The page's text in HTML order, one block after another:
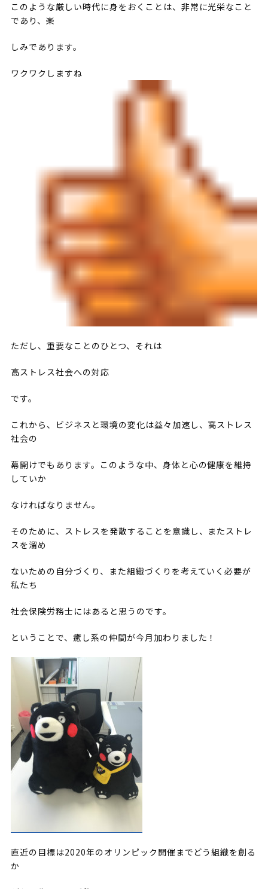
このような厳しい時代に身をおくことは、非常に光栄なこと
であり、楽
しみであります。
ワクワクしますね
ただし、重要なことのひとつ、それは
高ストレス社会への対応
です。
これから、ビジネスと環境の変化は益々加速し、高ストレス
社会の
幕開けでもあります。このような中、身体と心の健康を維持
していか
なければなりません。
そのために、ストレスを発散することを意識し、またストレ
スを溜め
ないための自分づくり、また組織づくりを考えていく必要が
私たち
社会保険労務士にはあると思うのです。
ということで、癒し系の仲間が今月加わりました！
直近の目標は2020年のオリンピック開催までどう組織を創る
か